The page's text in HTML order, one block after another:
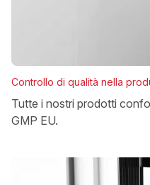
Controllo di qualità nella
Tutte i nostri prodotti
GMP EU.